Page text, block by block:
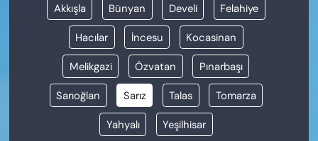
Akkışla Bünyan Develi Felahiye
Hacılar İncesu Kocasinan
Melikgazi Özvatan Pınarbaşı
Sarıoğlan Sarız Talas Tomarza
Yahyalı Yeşilhisar